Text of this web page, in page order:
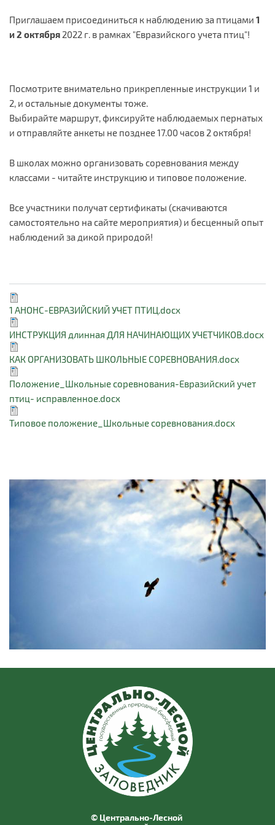
Приглашаем присоединиться к наблюдению за птицами 1
и 2 октября 2022 г. в рамках "Евразийского учета птиц"!
Посмотрите внимательно прикрепленные инструкции 1 и
2, и остальные документы тоже.
Выбирайте маршрут, фиксируйте наблюдаемых пернатых
и отправляйте анкеты не позднее 17.00 часов 2 октября!
В школах можно организовать соревнования между
классами - читайте инструкцию и типовое положение.
Все участники получат сертификаты (скачиваются
самостоятельно на сайте мероприятия) и бесценный опыт
наблюдений за дикой природой!
1 АНОНС-ЕВРАЗИЙСКИЙ УЧЕТ ПТИЦ.docx
ИНСТРУКЦИЯ длинная ДЛЯ НАЧИНАЮЩИХ УЧЕТЧИКОВ.docx
КАК ОРГАНИЗОВАТЬ ШКОЛЬНЫЕ СОРЕВНОВАНИЯ.docx
Положение_Школьные соревнования-Евразийский учет
птиц- исправленное.docx
Типовое положение_Школьные соревнования.docx
© Центрально-Лесной